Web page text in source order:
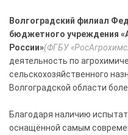
Волгоградский филиал
бюджетного учреждения
России»(ФГБУ
деятельность по
сельскохозяйственного
Волгоградской области
Благодаря наличию
оснащённой самым